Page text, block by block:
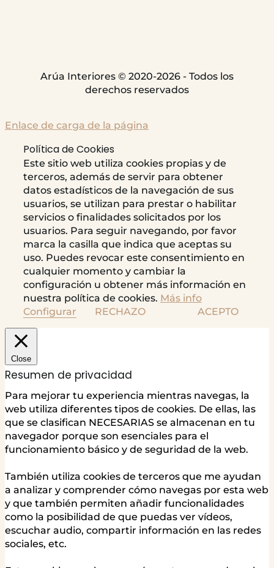
Arúa Interiores © 2020-2026 - Todos los
derechos reservados
Enlace de carga de la página
Política de Cookies
Este sitio web utiliza cookies propias y de
terceros, además de servir para obtener
datos estadísticos de la navegación de sus
usuarios, se utilizan para prestar o habilitar
servicios o finalidades solicitados por los
usuarios. Para seguir navegando, por favor
marca la casilla que indica que aceptas su
uso. Puedes revocar este consentimiento en
cualquier momento y cambiar la
configuración u obtener más información en
nuestra política de cookies. Más info
Configurar
RECHAZO ACEPTO
Close
Resumen de privacidad
Para mejorar tu experiencia mientras navegas, la
web utiliza diferentes tipos de cookies. De ellas, las
que se clasifican NECESARIAS se almacenan en tu
navegador porque son esenciales para el
funcionamiento básico y de seguridad de la web.
También utiliza cookies de terceros que me ayudan
a analizar y comprender cómo navegas por esta web
y que también permiten añadir funcionalidades
como la posibilidad de que puedas ver vídeos,
escuchar audio, compartir información en las redes
sociales, etc.